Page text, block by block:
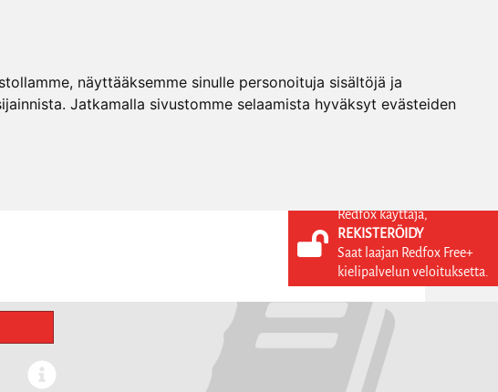
näyttääksemme sinulle personoituja sisältöjä ja
Jatkamalla sivustomme selaamista hyväksyt evästeiden
KIRJAUDU SISÄÄN
REKISTERÖIDY
FI
Redfox käyttäjä,
REKISTERÖIDY
Saat laajan Redfox Free+
kielipalvelun veloituksetta.